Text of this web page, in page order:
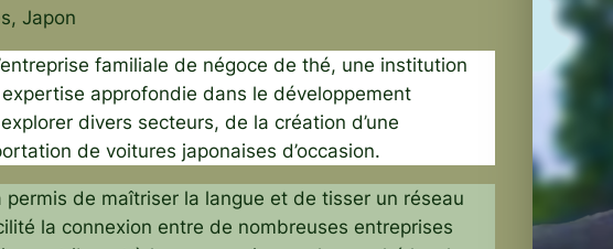
Japon
familiale de négoce de thé, une institution
approfondie dans le développement
divers secteurs, de la création d’une
de voitures japonaises d’occasion.
de maîtriser la langue et de tisser un réseau
la connexion entre de nombreuses entreprises